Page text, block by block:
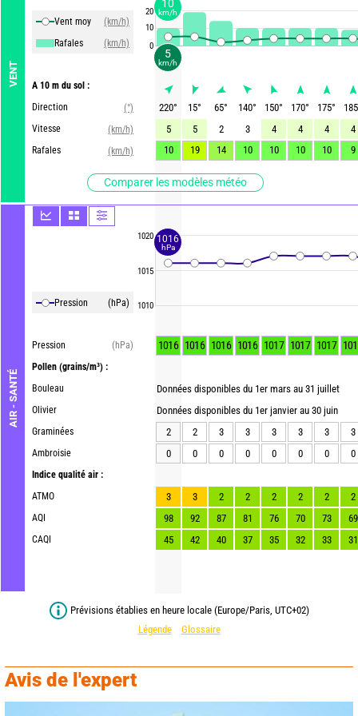
VENT
Vent moy
(km/h)
Rafales
(km/h)
A 10 m du sol :
Direction
(°)
Vitesse
(km/h)
Rafales
(km/h)
Comparer les modèles météo
AIR - SANTÉ
Pression (hPa)
Pression
(hPa)
Pollen (grains/m³) :
Bouleau
Olivier
Graminées
Ambroisie
Indice qualité air :
ATMO
AQI
CAQI
20
10
0
1020
1015
1010
220° 15° 65° 140° 150° 170° 175°
185
5
5 2 3 4 4 4
4
10
19 14 10 10 10 10 9
1016 1016 1016 1016 1017 1017 1017
Données disponibles du 1er mars au 31 juillet
Données disponibles du 1er janvier au 30 juin
2
2 3 3 3 3 3
3
0
0 0 0 0 0 0 0
3 3 2 2 2 2 2
2
98
92 87 81 76 70 73
69
45
42 40 37 35 32 33 31
Prévisions établies en heure locale (Europe/Paris, UTC+02)
Légende
Glossaire
Avis de l'expert
5
km/h
10
km/h
1016
hPa